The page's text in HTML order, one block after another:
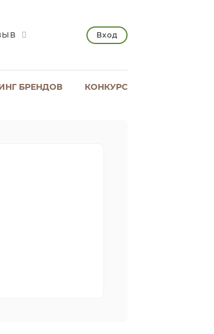
Вход
БРЕНДОВ КОНКУРС